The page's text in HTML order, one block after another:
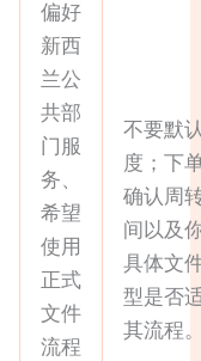
偏好
新西
兰公
共部
门服
务、
希望
使用
正式
文件
流程
不要默
度；下
确认周
间以及
具体文
型是否
其流程